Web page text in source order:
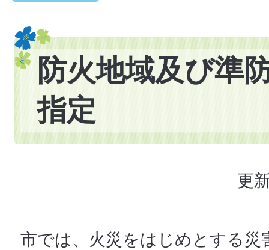
防火地域及び準
指定
更
市では、火災をはじめとする災